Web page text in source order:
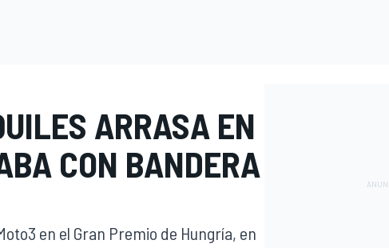
ARRASA EN
CON BANDERA
en el Gran Premio de Hungría, en